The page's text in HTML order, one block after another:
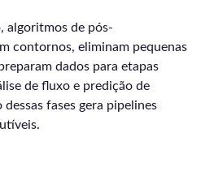
algoritmos de pós-
contornos, eliminam pequenas
dados para etapas
de fluxo e predição de
fases gera pipelines